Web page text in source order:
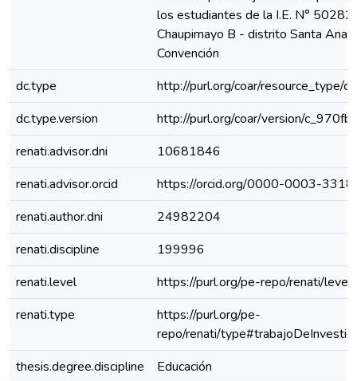
los estudiantes de la I.E. N° 50282
Chaupimayo B - distrito Santa Ana
Convención
dc.type
http://purl.org/coar/resource_type/
dc.type.version
http://purl.org/coar/version/
renati.advisor.dni
10681846
renati.advisor.orcid
https://orcid.org/0000-0003-
renati.author.dni
24982204
renati.discipline
199996
renati.level
https://purl.org/pe-repo/renati/
renati.type
https://purl.org/pe-
repo/renati/
thesis.degree.discipline
Educación